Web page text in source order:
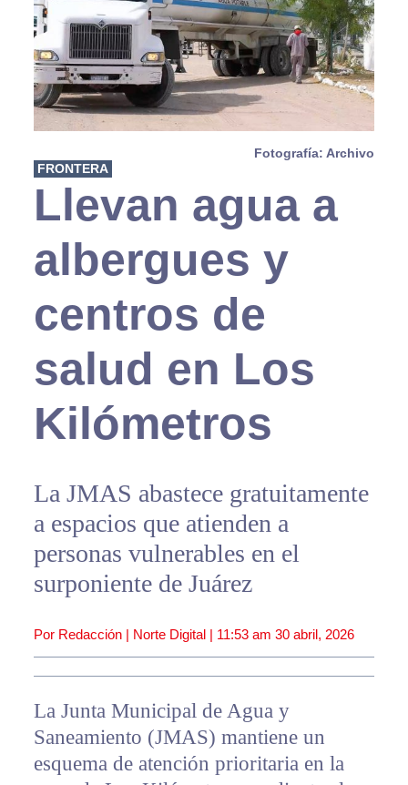
Fotografía: Archivo
FRONTERA
Llevan agua a
albergues y
centros de
salud en Los
Kilómetros
La JMAS abastece gratuitamente
a espacios que atienden a
personas vulnerables en el
surponiente de Juárez
Por Redacción | Norte Digital | 11:53 am 30 abril, 2026
La Junta Municipal de Agua y
Saneamiento (JMAS) mantiene un
esquema de atención prioritaria en la